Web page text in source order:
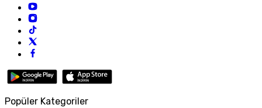
Popüler Kategoriler